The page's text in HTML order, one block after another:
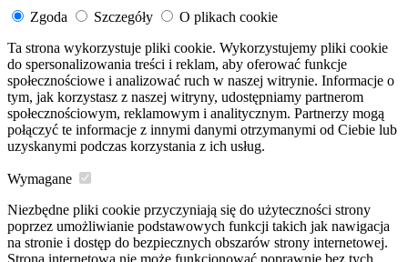
Zgoda Szczegóły
O plikach cookie
Ta strona wykorzystuje pliki cookie. Wykorzystujemy pliki cookie
do spersonalizowania treści i reklam, aby oferować funkcje
społecznościowe i analizować ruch w naszej witrynie. Informacje o
tym, jak korzystasz z naszej witryny, udostępniamy partnerom
społecznościowym, reklamowym i analitycznym. Partnerzy mogą
połączyć te informacje z innymi danymi otrzymanymi od Ciebie lub
uzyskanymi podczas korzystania z ich usług.
Wymagane
Niezbędne pliki cookie przyczyniają się do użyteczności strony
poprzez umożliwianie podstawowych funkcji takich jak nawigacja
na stronie i dostęp do bezpiecznych obszarów strony internetowej.
Strona internetowa nie może funkcjonować poprawnie bez tych